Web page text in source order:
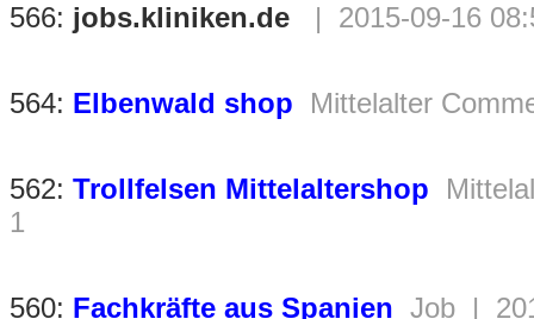
566: jobs.kliniken.de | 2015-09-16
564: Elbenwald shop Mittelalter
562: Trollfelsen Mittelaltershop
1
560: Fachkräfte aus Spanien Job |